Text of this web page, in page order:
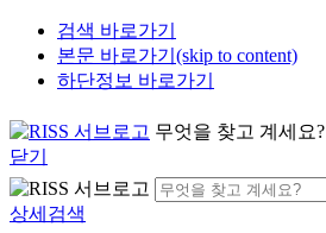
검색 바로가기
본문 바로가기(skip to content)
하단정보 바로가기
무엇을 찾고 계세요?
닫기
상세검색